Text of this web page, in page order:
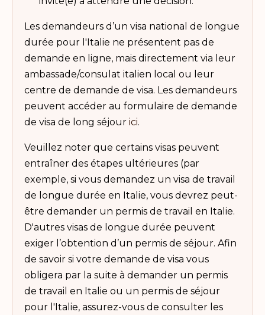
Les demandeurs d’un visa national de longue
durée pour l'Italie ne présentent pas de
demande en ligne, mais directement via leur
ambassade/consulat italien local ou leur
centre de demande de visa. Les demandeurs
peuvent accéder au formulaire de demande
de visa de long séjour ici.
Veuillez noter que certains visas peuvent
entraîner des étapes ultérieures (par
exemple, si vous demandez un visa de travail
de longue durée en Italie, vous devrez peut-
être demander un permis de travail en Italie.
D'autres visas de longue durée peuvent
exiger l’obtention d’un permis de séjour. Afin
de savoir si votre demande de visa vous
obligera par la suite à demander un permis
de travail en Italie ou un permis de séjour
pour l'Italie, assurez-vous de consulter les